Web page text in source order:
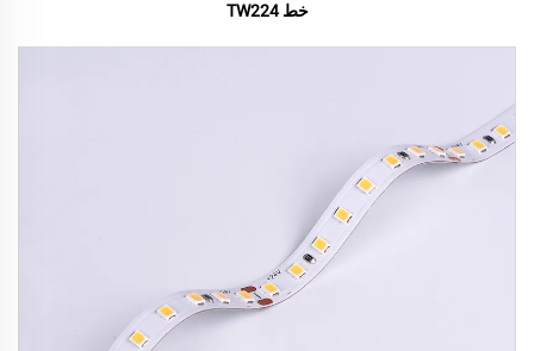
خط TW224